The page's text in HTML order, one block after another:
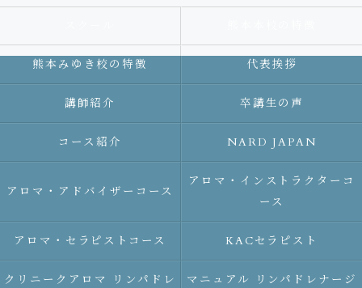
熊本みゆき校の特徴 代表挨拶
講師紹介 卒講生の声
コース紹介 NARD JAPAN
アロマ・アドバイザーコース
アロマ・インストラクターコ
ース
アロマ・セラピストコース KACセラピスト
クリニークアロマ リンパドレ
マニュアル リンパドレナージ